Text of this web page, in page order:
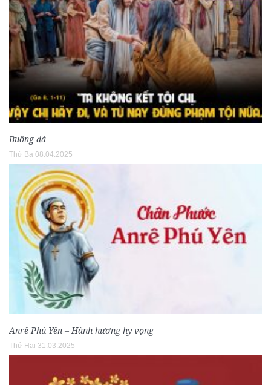
Buông đá
Thứ Ba 08.04.2025
Anrê Phú Yên – Hành hương hy vọng
Thứ Hai 31.03.2025